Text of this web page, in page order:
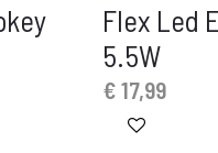
Flex Led
5.5W
€17,99